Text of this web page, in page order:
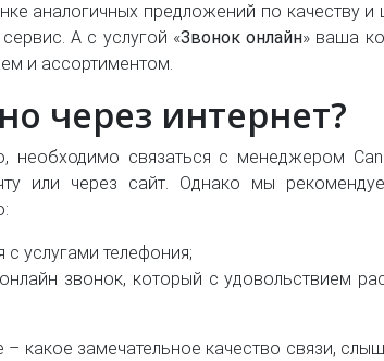
аналогичных предложений по качеству
А с услугой «Звонок онлайн» ваша
и ассортиментом.
через интернет?
необходимо связаться с менеджером
или через сайт. Однако мы
услугами телефония;
звонок, который с удовольствием
– какое замечательное качество связи,